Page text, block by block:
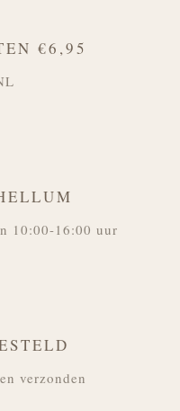
€6,95
10:00-16:00 uur
verzonden